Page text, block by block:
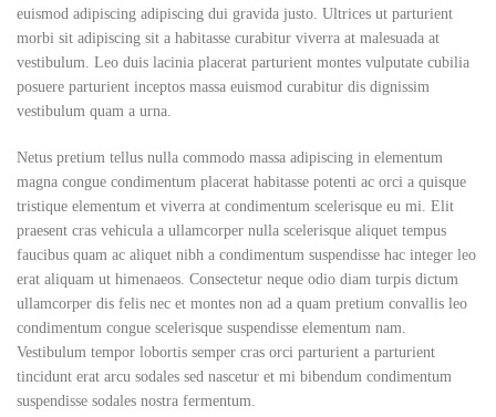
euismod adipiscing adipiscing dui gravida justo. Ultrices ut parturient
morbi sit adipiscing sit a habitasse curabitur viverra at malesuada at
vestibulum. Leo duis lacinia placerat parturient montes vulputate cubilia
posuere parturient inceptos massa euismod curabitur dis dignissim
vestibulum quam a urna.
Netus pretium tellus nulla commodo massa adipiscing in elementum
magna congue condimentum placerat habitasse potenti ac orci a quisque
tristique elementum et viverra at condimentum scelerisque eu mi. Elit
praesent cras vehicula a ullamcorper nulla scelerisque aliquet tempus
faucibus quam ac aliquet nibh a condimentum suspendisse hac integer leo
erat aliquam ut himenaeos. Consectetur neque odio diam turpis dictum
ullamcorper dis felis nec et montes non ad a quam pretium convallis leo
condimentum congue scelerisque suspendisse elementum nam.
Vestibulum tempor lobortis semper cras orci parturient a parturient
tincidunt erat arcu sodales sed nascetur et mi bibendum condimentum
suspendisse sodales nostra fermentum.